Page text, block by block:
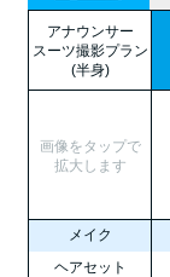
アナウンサー
スーツ撮影プラン
(半身)
画像をタップで
拡大します
メイク
ヘアセット